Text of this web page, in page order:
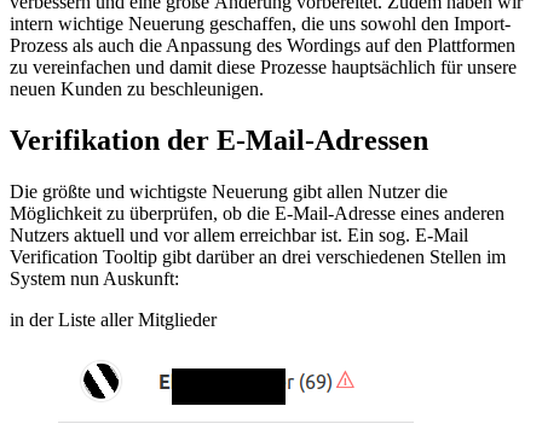
intern wichtige Neuerung geschaffen, die uns sowohl den Import-
Prozess als auch die Anpassung des Wordings auf den Plattformen
zu vereinfachen und damit diese Prozesse hauptsächlich für unsere
neuen Kunden zu beschleunigen.
Verifikation der E-Mail-Adressen
Die größte und wichtigste Neuerung gibt allen Nutzer die
Möglichkeit zu überprüfen, ob die E-Mail-Adresse eines anderen
Nutzers aktuell und vor allem erreichbar ist. Ein sog. E-Mail
Verification Tooltip gibt darüber an drei verschiedenen Stellen im
System nun Auskunft:
in der Liste aller Mitglieder